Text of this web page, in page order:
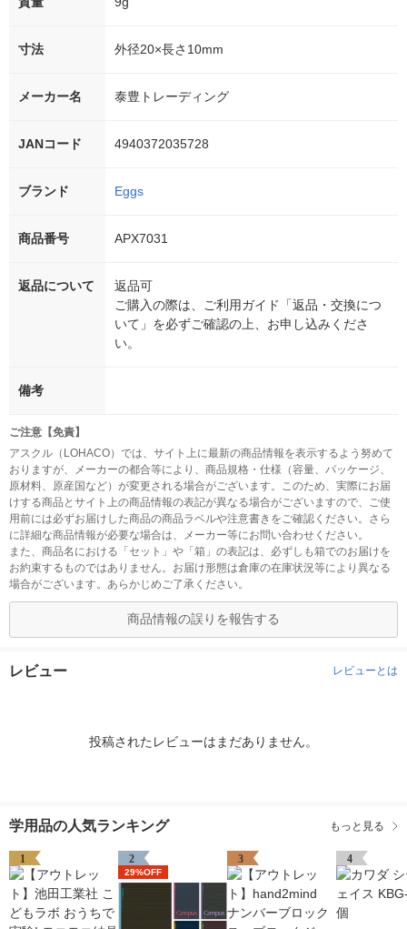
寸法 外径20×長さ10mm
メーカー名 泰豊トレーディング
JANコード 4940372035728
ブランド Eggs
商品番号 APX7031
返品について
返品可
ご購入の際は、ご利用ガイド「返品・交換につ
いて」を必ずご確認の上、お申し込みくださ
い。
備考
ご注意【免責】
アスクル（LOHACO）では、サイト上に最新の商品情報を表示するよう努めて
おりますが、メーカーの都合等により、商品規格・仕様（容量、パッケージ、
原材料、原産国など）が変更される場合がございます。このため、実際にお届
けする商品とサイト上の商品情報の表記が異なる場合がございますので、ご使
用前には必ずお届けした商品の商品ラベルや注意書きをご確認ください。さら
に詳細な商品情報が必要な場合は、メーカー等にお問い合わせください。
また、商品名における「セット」や「箱」の表記は、必ずしも箱でのお届けを
お約束するものではありません。お届け形態は倉庫の在庫状況等により異なる
場合がございます。あらかじめご了承ください。
商品情報の誤りを報告する
レビュー レビューとは
投稿されたレビューはまだありません。
学用品の人気ランキング もっと見る
1 2
29%OFF
3 4